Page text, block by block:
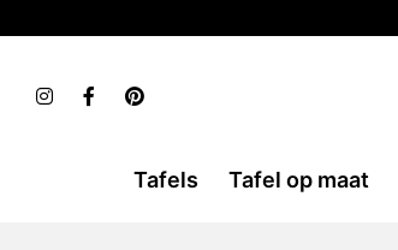
Tafels Tafel op maat